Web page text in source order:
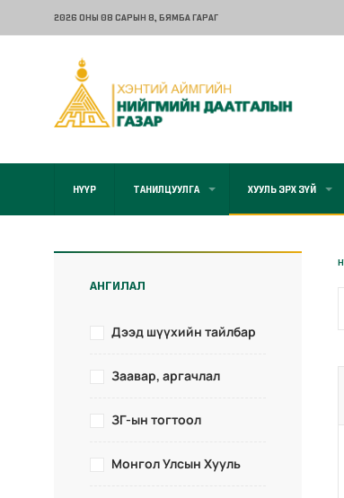
2026 ОНЫ 08 САРЫН 8, БЯМБА ГАРАГ
НҮҮР ТАНИЛЦУУЛГА ХУУЛЬ ЭРХ ЗҮЙ
АНГИЛАЛ
Дээд шүүхийн тайлбар
Заавар, аргачлал
ЗГ-ын тогтоол
Монгол Улсын Хууль